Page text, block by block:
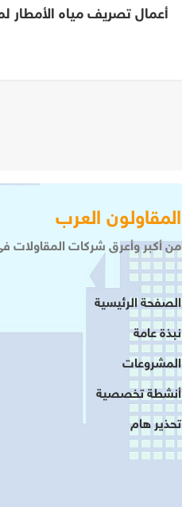
أعمال تصريف مياه
المقاولون العرب
من أكبر وأعرق شركات المقاولات
الصفحة الرئيسية
نبذة عامة
المشروعات
أنشطة تخصصية
تحذير هام